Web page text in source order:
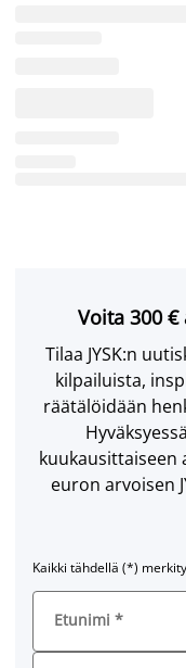
Voita 300 €
Tilaa JYSK:n
kilpailuista,
räätälöidään
kuukausittaiseen
euron arvoisen
Kaikki tähdellä (*)
Etunimi *